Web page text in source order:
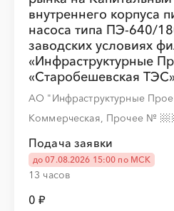
внутреннего корпуса
насоса типа ПЭ-640/
заводских условиях
«Инфраструктурные
«Старобешевская ТЭС»
АО "Инфраструктурные
Коммерческая, Прочее №
Подача заявки
до 07.08.2026 15:00 по МСК
13 часов
0 ₽
░░░░░
░
░
░
░
░
░
░